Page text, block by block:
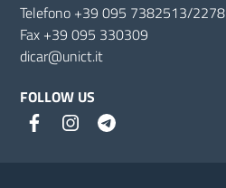
Telefono +39 095 7382513/2278
Fax +39 095 330309
dicar@unict.it
FOLLOW US